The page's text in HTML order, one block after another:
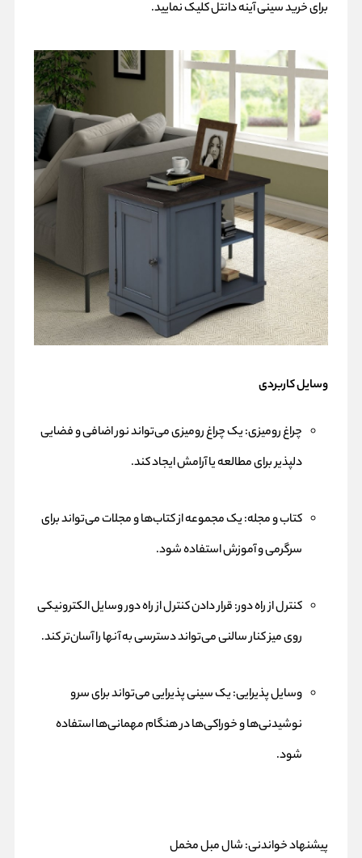
برای خریدسینی آینه دانتلکلیک نمایید.
وسایل کاربردی
چراغ رومیزی: یک چراغ رومیزی می‌تواند نور اضافی و فضایی
دلپذیر برای مطالعه یا آرامش ایجاد کند.
کتاب و مجله: یک مجموعه از کتاب‌ها و مجلات می‌تواند برای
سرگرمی و آموزش استفاده شود.
کنترل از راه دور: قرار دادن کنترل از راه دور وسایل الکترونیکی
روی میز کنار سالنی می‌تواند دسترسی به آنها را آسان‌تر کند.
وسایل پذیرایی: یک سینی پذیرایی می‌تواند برای سرو
نوشیدنی‌ها و خوراکی‌ها در هنگام مهمانی‌ها استفاده
شود.
پیشنهاد خواندنی:شال مبل مخمل